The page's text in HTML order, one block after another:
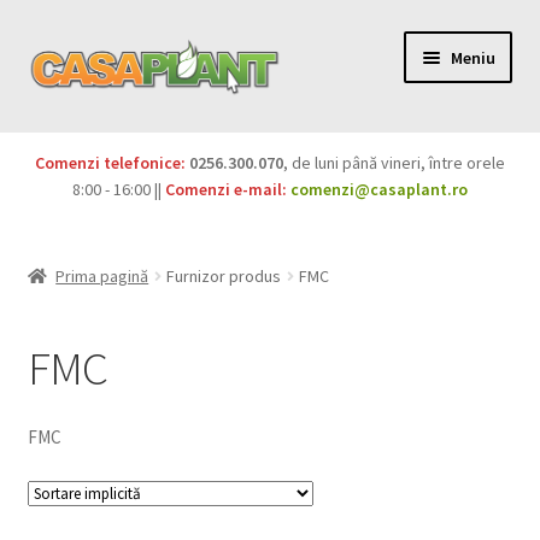
Meniu
Pesticide
Produse BIO
Igienă publică
Comenzi telefonice: 0256.300.070, de luni până vineri, între orele
8:00 - 16:00 || Comenzi e-mail: comenzi@casaplant.ro
Prima pagină Furnizor produs FMC
FMC
FMC